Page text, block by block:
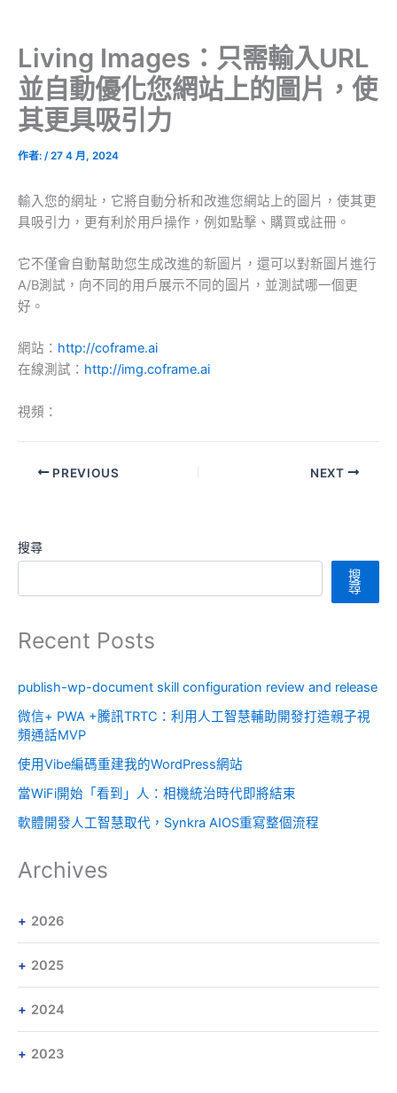
Living Images：只需輸入URL
並自動優化您網站上的圖片，使
其更具吸引力
作者: /27 4 月, 2024
輸入您的網址，它將自動分析和改進您網站上的圖片，使其更
具吸引力，更有利於用戶操作，例如點擊、購買或註冊。
它不僅會自動幫助您生成改進的新圖片，還可以對新圖片進行
A/B測試，向不同的用戶展示不同的圖片，並測試哪一個更
好。
網站： http://coframe.ai
在線測試： http://img.coframe.ai
視頻：
PREVIOUS NEXT
搜尋
搜
尋
Recent Posts
publish-wp-document skill configuration review and release
微信+ PWA +騰訊TRTC：利用人工智慧輔助開發打造親子視
頻通話MVP
使用Vibe編碼重建我的WordPress網站
當WiFi開始「看到」人：相機統治時代即將結束
軟體開發人工智慧取代，Synkra AIOS重寫整個流程
Archives
2026
2025
2024
2023